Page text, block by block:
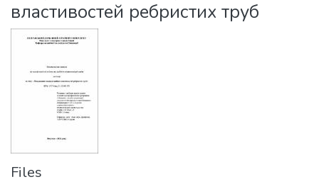
властивостей ребристих труб
Files